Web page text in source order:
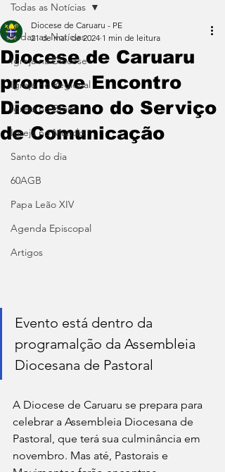
Todas as Notícias
Igreja na Diocese
Igreja no Regional
Igreja no Brasil
Igreja no Mundo
Santo do dia
60AGB
Papa Leão XIV
Agenda Episcopal
Artigos
Todas as Notícias
Diocese de Caruaru
promove Encontro
Diocesano do Serviço
de Comunicação
Diocese de Caruaru - PE
21 de mai. de 2024 1 min de leitura
Evento está dentro da
programalção da Assembleia
Diocesana de Pastoral
A Diocese de Caruaru se prepara para
celebrar a Assembleia Diocesana de
Pastoral, que terá sua culminância em
novembro. Mas até, Pastorais e